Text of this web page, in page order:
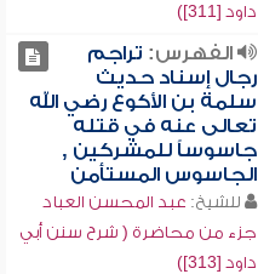
داود [311])
الفهرس: تراجم
رجال إسناد حديث
سلمة بن الأكوع رضي الله
تعالى عنه في قتله
جاسوساً للمشركين ,
الجاسوس المستأمن
للشيخ: عبد المحسن العباد
جزء من محاضرة ( شرح سنن أبي
داود [313])